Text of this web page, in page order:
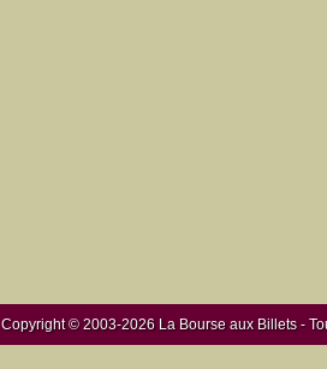
Copyright © 2003-2026 La Bourse aux Billets -